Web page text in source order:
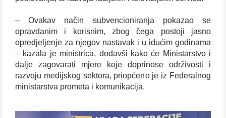
– Ovakav način subvencioniranja pokazao se
opravdanim i korisnim, zbog čega postoji jasno
opredjeljenje za njegov nastavak i u idućim godinama
– kazala je ministrica, dodavši kako će Ministarstvo i
dalje zagovarati mjere koje doprinose održivosti i
razvoju medijskog sektora, priopćeno je iz Federalnog
ministarstva prometa i komunikacija.